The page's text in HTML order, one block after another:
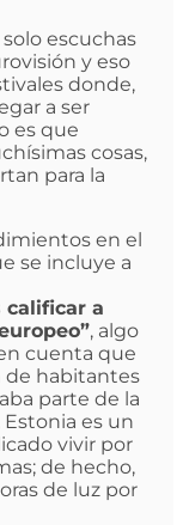
escuchas
y eso
donde,
a ser
es que
cosas,
para la
en el
se incluye a
calificar a
, algo
cuenta que
de habitantes
parte de la
Estonia es un
vivir por
de hecho,
de luz por